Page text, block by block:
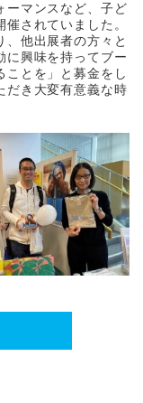
ーマンスなど、子ど
されていました。
、他出展者の方々と
に興味を持ってブー
ことを」と募金をし
だき大変有意義な時